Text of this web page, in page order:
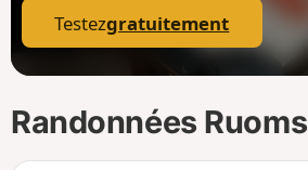
Testezgratuitement
Randonnées Ruoms